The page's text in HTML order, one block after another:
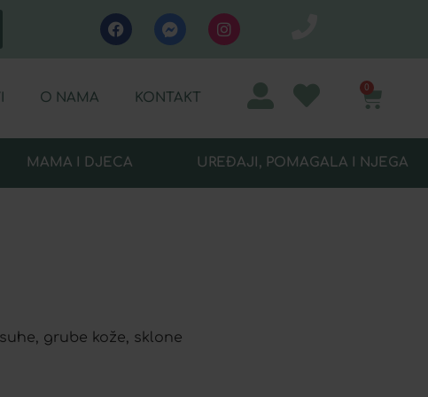
O NAMA KONTAKT
0
MAMA I DJECA UREĐAJI, POMAGALA I NJEGA
grube kože, sklone